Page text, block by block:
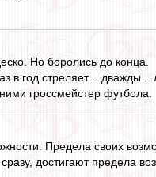
Но боролись до конца.
в год стреляет .. дважды ..
гроссмейстер футбола.
Предела своих
достигают предела